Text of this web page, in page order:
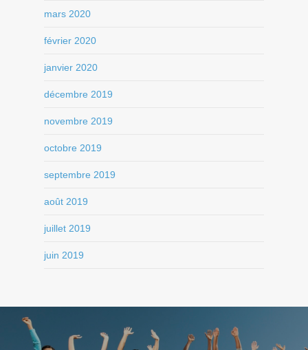
mars 2020
février 2020
janvier 2020
décembre 2019
novembre 2019
octobre 2019
septembre 2019
août 2019
juillet 2019
juin 2019